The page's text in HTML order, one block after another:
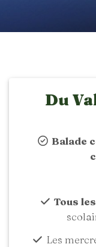
Du
Balade
Tous
Les